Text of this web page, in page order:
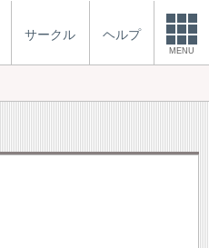
サークル ヘルプ
MENU